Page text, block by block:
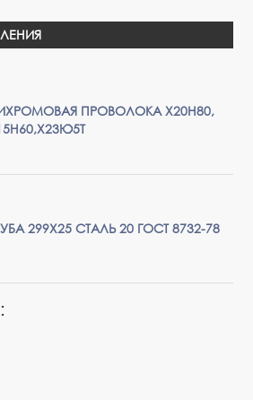
ПРОВОЛОКА Х20Н80,
299Х25 СТАЛЬ 20 ГОСТ 8732-78